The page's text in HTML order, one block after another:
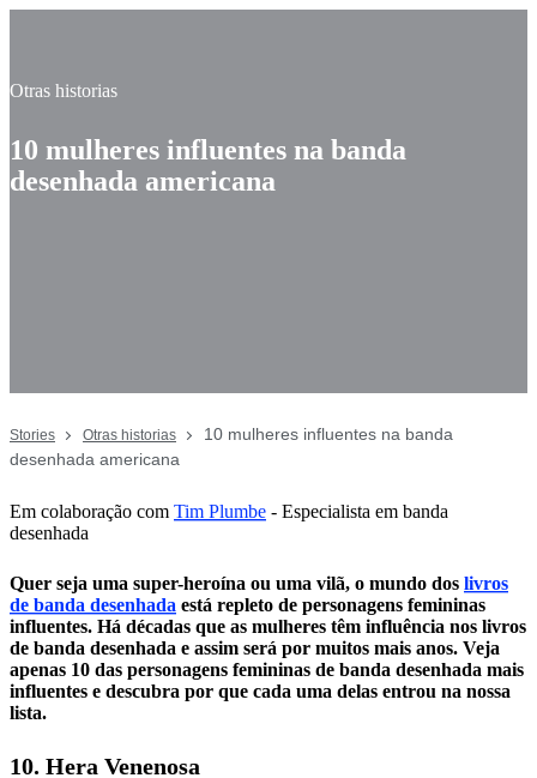
Otras historias
10 mulheres influentes na banda
desenhada americana
Stories Otras historias
10 mulheres influentes na banda
desenhada americana
Em colaboração com Tim Plumbe - Especialista em banda
desenhada
Quer seja uma super-heroína ou uma vilã, o mundo dos livros
de banda desenhada está repleto de personagens femininas
influentes. Há décadas que as mulheres têm influência nos livros
de banda desenhada e assim será por muitos mais anos. Veja
apenas 10 das personagens femininas de banda desenhada mais
influentes e descubra por que cada uma delas entrou na nossa
lista.
10. Hera Venenosa